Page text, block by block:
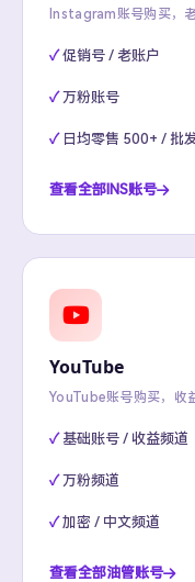
Instagram账号购买，
促销号 / 老账户
万粉账号
日均零售 500+ / 批
查看全部INS账号
YouTube
YouTube账号购买，收
基础账号 / 收益频道
万粉频道
加密 / 中文频道
查看全部油管账号